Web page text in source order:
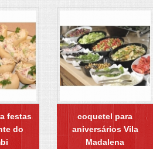
festas
do
coquetel para
aniversários Vila
Madalena